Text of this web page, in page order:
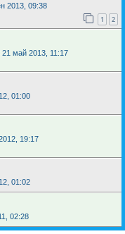
2013, 09:38
1 2
21 май 2013, 11:17
01:00
19:17
01:02
02:28